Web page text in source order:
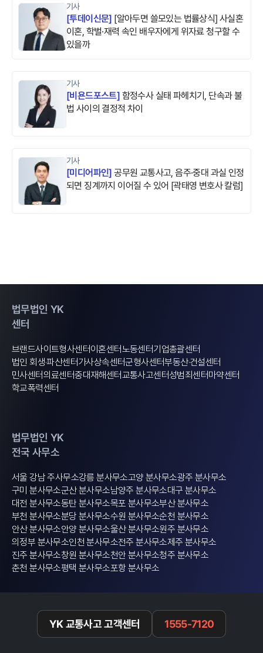
기사
[투데이신문] [알아두면 쓸모있는 법률상식] 사실혼
이혼, 학벌·재력 속인 배우자에게 위자료 청구할 수
있을까
기사
[비욘드포스트]함정수사 실태 파헤치기, 단속과 불
법 사이의 결정적 차이
기사
[미디어파인]공무원 교통사고, 음주·중대 과실 인정
되면 징계까지 이어질 수 있어 [곽태영 변호사 칼럼]
법무법인 YK
센터
브랜드사이트형사센터이혼센터노동센터기업총괄센터
법인 회생·파산센터가사상속센터군형사센터부동산·건설센터
민사센터의료센터중대재해센터교통사고센터성범죄센터마약센터
학교폭력센터
법무법인 YK
전국 사무소
서울 강남 주사무소강릉 분사무소고양 분사무소광주 분사무소
구미 분사무소군산 분사무소남양주 분사무소대구 분사무소
대전 분사무소동탄 분사무소목포 분사무소부산 분사무소
부천 분사무소분당 분사무소수원 분사무소순천 분사무소
안산 분사무소안양 분사무소울산 분사무소원주 분사무소
의정부 분사무소인천 분사무소전주 분사무소제주 분사무소
진주 분사무소창원 분사무소천안 분사무소청주 분사무소
춘천 분사무소평택 분사무소포항 분사무소
YK 교통사고 고객센터 1555-7120